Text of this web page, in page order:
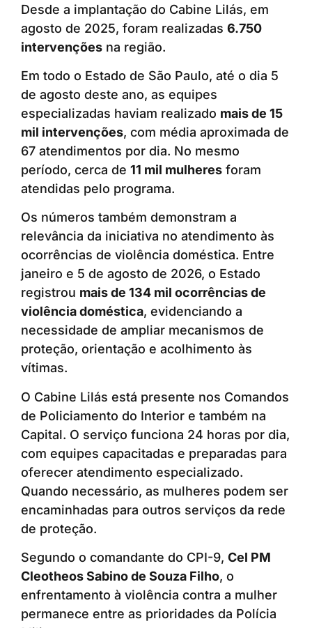
Desde a implantação do Cabine Lilás, em
agosto de 2025, foram realizadas 6.750
intervenções na região.
Em todo o Estado de São Paulo, até o dia 5
de agosto deste ano, as equipes
especializadas haviam realizado mais de 15
mil intervenções, com média aproximada de
67 atendimentos por dia. No mesmo
período, cerca de 11 mil mulheres foram
atendidas pelo programa.
Os números também demonstram a
relevância da iniciativa no atendimento às
ocorrências de violência doméstica. Entre
janeiro e 5 de agosto de 2026, o Estado
registrou mais de 134 mil ocorrências de
violência doméstica, evidenciando a
necessidade de ampliar mecanismos de
proteção, orientação e acolhimento às
vítimas.
O Cabine Lilás está presente nos Comandos
de Policiamento do Interior e também na
Capital. O serviço funciona 24 horas por dia,
com equipes capacitadas e preparadas para
oferecer atendimento especializado.
Quando necessário, as mulheres podem ser
encaminhadas para outros serviços da rede
de proteção.
Segundo o comandante do CPI-9, Cel PM
Cleotheos Sabino de Souza Filho, o
enfrentamento à violência contra a mulher
permanece entre as prioridades da Polícia